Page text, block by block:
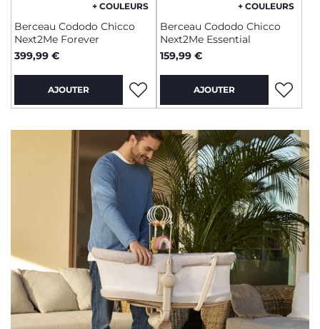
+ COULEURS
Berceau Cododo Chicco
Next2Me Forever
399,99 €
AJOUTER
+ COULEURS
Berceau Cododo Chicco
Next2Me Essential
159,99 €
AJOUTER